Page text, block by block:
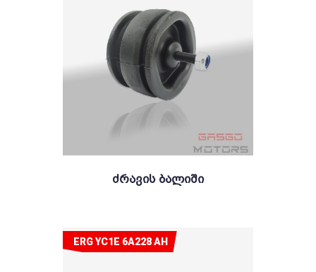
Ძრავის Ბალიში
ERG YC1E 6A228 AH